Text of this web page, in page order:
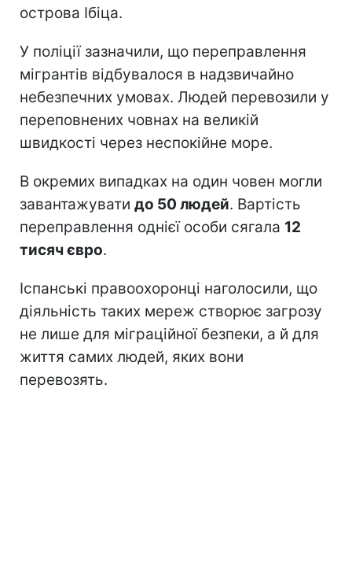
острова Ібіца.
У поліції зазначили, що переправлення
мігрантів відбувалося в надзвичайно
небезпечних умовах. Людей перевозили у
переповнених човнах на великій
швидкості через неспокійне море.
В окремих випадках на один човен могли
завантажувати до 50 людей. Вартість
переправлення однієї особи сягала 12
тисяч євро.
Іспанські правоохоронці наголосили, що
діяльність таких мереж створює загрозу
не лише для міграційної безпеки, а й для
життя самих людей, яких вони
перевозять.